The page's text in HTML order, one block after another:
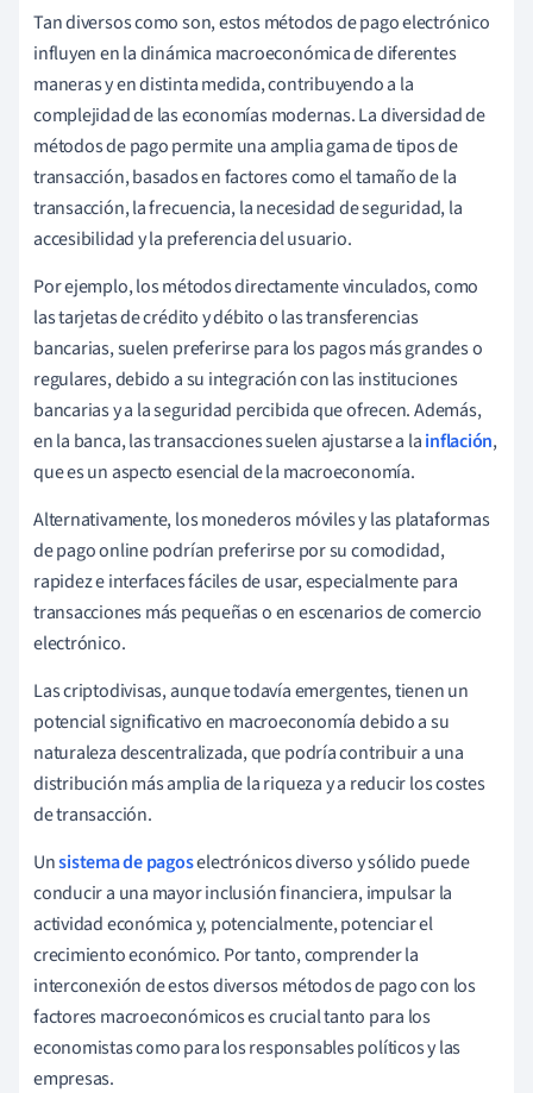
Tan diversos como son, estos métodos de pago electrónico
influyen en la dinámica macroeconómica de diferentes
maneras y en distinta medida, contribuyendo a la
complejidad de las economías modernas. La diversidad de
métodos de pago permite una amplia gama de tipos de
transacción, basados en factores como el tamaño de la
transacción, la frecuencia, la necesidad de seguridad, la
accesibilidad y la preferencia del usuario.
Por ejemplo, los métodos directamente vinculados, como
las tarjetas de crédito y débito o las transferencias
bancarias, suelen preferirse para los pagos más grandes o
regulares, debido a su integración con las instituciones
bancarias y a la seguridad percibida que ofrecen. Además,
en la banca, las transacciones suelen ajustarse a lainflación,
que es un aspecto esencial de la macroeconomía.
Alternativamente, los monederos móviles y las plataformas
de pago online podrían preferirse por su comodidad,
rapidez e interfaces fáciles de usar, especialmente para
transacciones más pequeñas o en escenarios de comercio
electrónico.
Las criptodivisas, aunque todavía emergentes, tienen un
potencial significativo en macroeconomía debido a su
naturaleza descentralizada, que podría contribuir a una
distribución más amplia de la riqueza y a reducir los costes
de transacción.
Unsistema de pagoselectrónicos diverso y sólido puede
conducir a una mayor inclusión financiera, impulsar la
actividad económica y, potencialmente, potenciar el
crecimiento económico. Por tanto, comprender la
interconexión de estos diversos métodos de pago con los
factores macroeconómicos es crucial tanto para los
economistas como para los responsables políticos y las
empresas.